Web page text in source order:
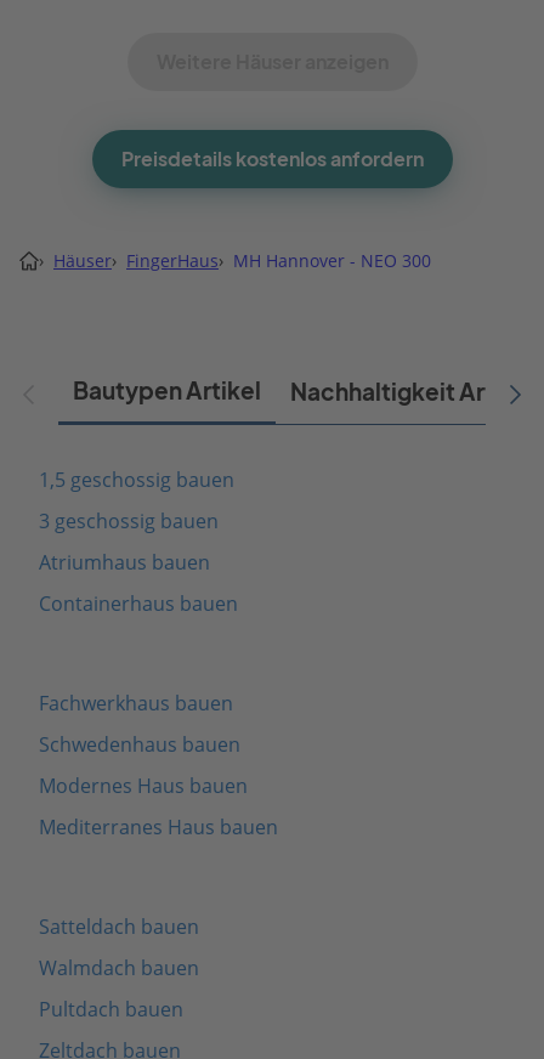
Preisdetails kostenlos anfordern
› Häuser› FingerHaus› MH Hannover - NEO 300
Bautypen Artikel Nachhaltigkeit Artikel
1,5 geschossig bauen
3 geschossig bauen
Atriumhaus bauen
Containerhaus bauen
Fachwerkhaus bauen
Schwedenhaus bauen
Modernes Haus bauen
Mediterranes Haus bauen
Satteldach bauen
Walmdach bauen
Pultdach bauen
Zeltdach bauen